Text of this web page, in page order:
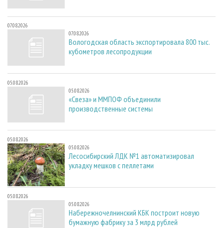
07.08.2026
07.08.2026
Вологодская область экспортировала 800 тыс.
кубометров лесопродукции
05.08.2026
05.08.2026
«Свеза» и ММПОФ объединили
производственные системы
05.08.2026
05.08.2026
Лесосибирский ЛДК №1 автоматизировал
укладку мешков с пеллетами
05.08.2026
05.08.2026
Набережночелнинский КБК построит новую
бумажную фабрику за 3 млрд рублей